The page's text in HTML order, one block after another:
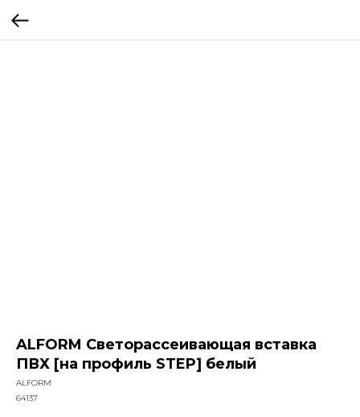
ALFORM Светорассеивающая вставка
ПВХ [на профиль STEP] белый
ALFORM
64137